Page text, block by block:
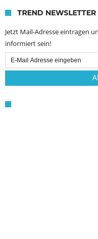
TREND
Jetzt Mail-Adresse eintragen
informiert sein!
Email
Subscription